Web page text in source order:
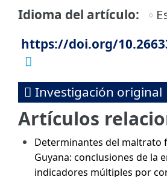
Idioma del artículo
https://doi.org/
Investigación original
Artículos
Determinantes del maltrato
Guyana: conclusiones de la
indicadores múltiples por